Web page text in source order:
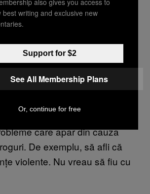
au dat să țin un telefon mobil
cred că mi-ar da vreodată
mă pună în pericol. Nu mi-ar
niciuna dintre aceste relații n-a
nu neapărat din cauza
droguri – pentru că oricum
i-am cunoscut – ci din
care apar din cauza
De exemplu, să afli că
violente. Nu vreau să fiu cu
best writing and exclusive new
Support for $2
See All Membership Plans
Or, continue for free